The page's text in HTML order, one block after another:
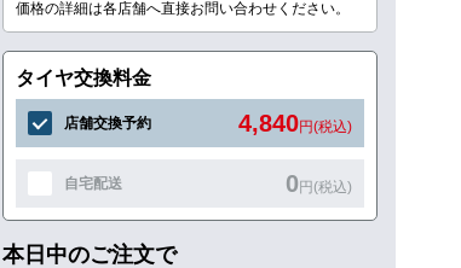
価格の詳細は各店舗へ直接お問い合わせください。
タイヤ交換料金
店舗交換予約 4,840円(税込)
自宅配送 0円(税込)
本日中のご注文で